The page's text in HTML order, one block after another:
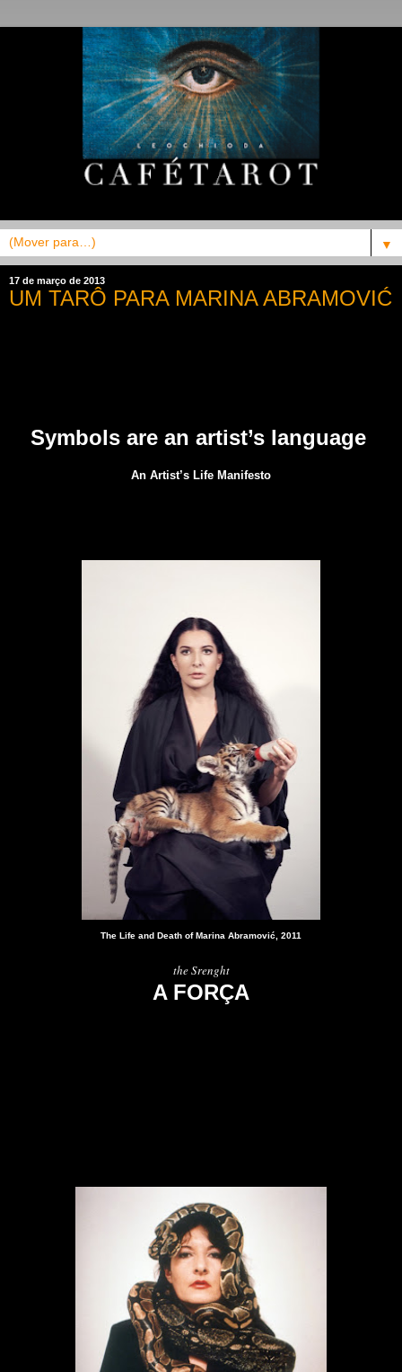
▼
17 de março de 2013
UM TARÔ PARA MARINA ABRAMOVIĆ
Symbols are an artist’s language
An Artist’s Life Manifesto
The Life and Death of Marina Abramović, 2011
the Srenght
A FORÇA